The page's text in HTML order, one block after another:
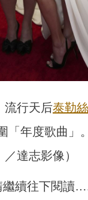
流行天后泰勒絲
「年度歌曲」
／達志影像）
繼續往下閱讀